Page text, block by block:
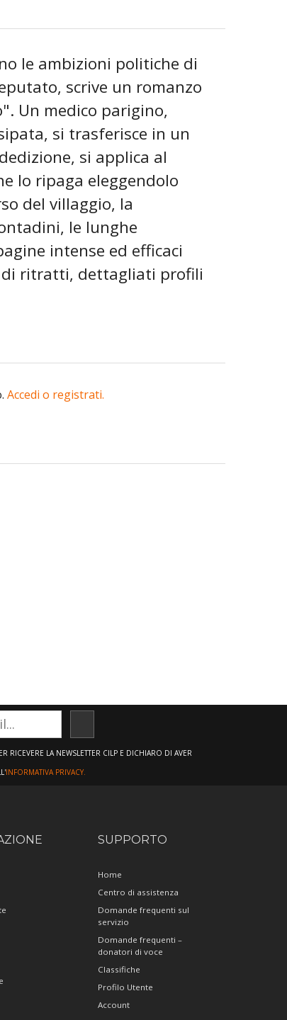
le ambizioni politiche di
scrive un romanzo
Un medico parigino,
si trasferisce in un
si applica al
lo ripaga eleggendolo
del villaggio, la
le lunghe
intense ed efficaci
di ritratti, dettagliati profili
Accedi o registrati.
RICEVERE LA NEWSLETTER CILP E DICHIARO DI AVER
INFORMATIVA PRIVACY.
SUPPORTO
Home
Centro di assistenza
Domande frequenti sul
servizio
Domande frequenti –
donatori di voce
Classifiche
Profilo Utente
Account